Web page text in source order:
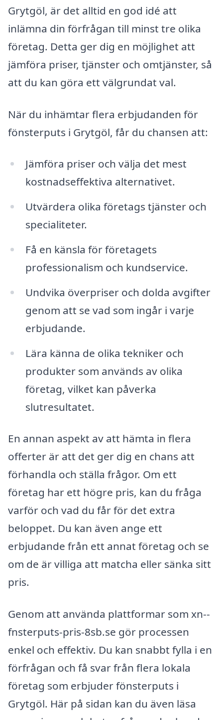
Grytgöl, är det alltid en god idé att
inlämna din förfrågan till minst tre olika
företag. Detta ger dig en möjlighet att
jämföra priser, tjänster och omtjänster, så
att du kan göra ett välgrundat val.
När du inhämtar flera erbjudanden för
fönsterputs i Grytgöl, får du chansen att:
Jämföra priser och välja det mest
kostnadseffektiva alternativet.
Utvärdera olika företags tjänster och
specialiteter.
Få en känsla för företagets
professionalism och kundservice.
Undvika överpriser och dolda avgifter
genom att se vad som ingår i varje
erbjudande.
Lära känna de olika tekniker och
produkter som används av olika
företag, vilket kan påverka
slutresultatet.
En annan aspekt av att hämta in flera
offerter är att det ger dig en chans att
förhandla och ställa frågor. Om ett
företag har ett högre pris, kan du fråga
varför och vad du får för det extra
beloppet. Du kan även ange ett
erbjudande från ett annat företag och se
om de är villiga att matcha eller sänka sitt
pris.
Genom att använda plattformar som xn--
fnsterputs-pris-8sb.se gör processen
enkel och effektiv. Du kan snabbt fylla i en
förfrågan och få svar från flera lokala
företag som erbjuder fönsterputs i
Grytgöl. Här på sidan kan du även läsa